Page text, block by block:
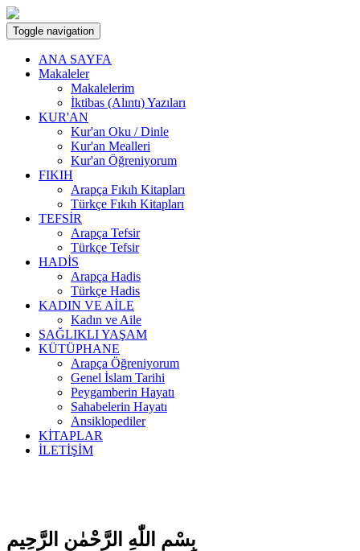
Toggle navigation
ANA SAYFA
Makaleler
Makalelerim
İktibas (Alıntı) Yazıları
KUR'AN
Kur'an Oku / Dinle
Kur'an Mealleri
Kur'an Öğreniyorum
FIKIH
Arapça Fıkıh Kitapları
Türkçe Fıkıh Kitapları
TEFSİR
Arapça Tefsir
Türkçe Tefsir
HADİS
Arapça Hadis
Türkçe Hadis
KADIN VE AİLE
Kadın ve Aile
SAĞLIKLI YAŞAM
KÜTÜPHANE
Arapça Öğreniyorum
Genel İslam Tarihi
Peygamberin Hayatı
Sahabelerin Hayatı
Ansiklopediler
KİTAPLAR
İLETİŞİM
بِسْمِ اللّٰهِ الرَّحْمٰنِ الرَّحِيم